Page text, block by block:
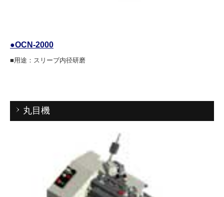
●OCN-2000
■用途：スリーブ内径研磨
丸目機